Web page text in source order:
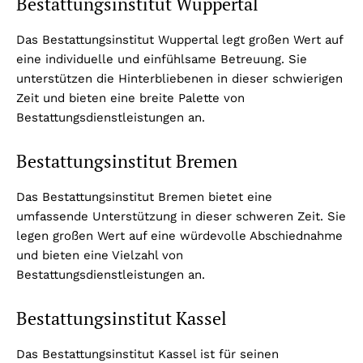
Das Bestattungsinstitut Wuppertal legt großen Wert auf
eine individuelle und einfühlsame Betreuung. Sie
unterstützen die Hinterbliebenen in dieser schwierigen
Zeit und bieten eine breite Palette von
Bestattungsdienstleistungen an.
Bestattungsinstitut Bremen
Das Bestattungsinstitut Bremen bietet eine
umfassende Unterstützung in dieser schweren Zeit. Sie
legen großen Wert auf eine würdevolle Abschiednahme
und bieten eine Vielzahl von
Bestattungsdienstleistungen an.
Bestattungsinstitut Kassel
Das Bestattungsinstitut Kassel ist für seinen